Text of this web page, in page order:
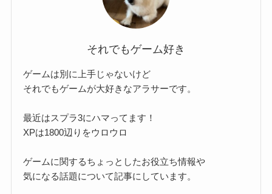
それでもゲーム好き
ゲームは別に上手じゃないけど
それでもゲームが大好きなアラサーです。
最近はスプラ3にハマってます！
XPは1800辺りをウロウロ
ゲームに関するちょっとしたお役立ち情報や
気になる話題について記事にしています。